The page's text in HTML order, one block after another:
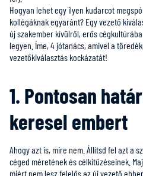
Hogyan lehet egy ilyen kudarcot
kollégáknak egyaránt? Egy vezető
új szakember kívülről, erős
legyen. Íme, 4 jótanács, amivel a
vezetőkiválasztás kockázatát!
1. Pontosan
keresel embert
Ahogy azt is, mire nem. Állítsd fel azt a
céged méretének és célkitűzéseinek.
miért nem lesz felelős az új vezető